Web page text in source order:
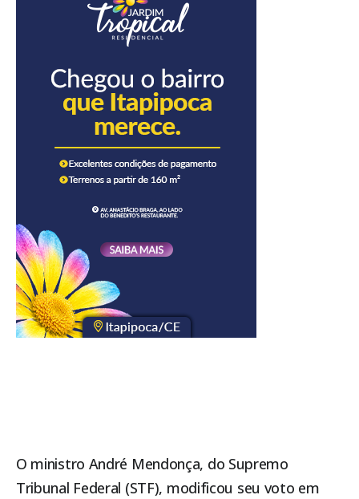
O ministro André Mendonça, do Supremo
Tribunal Federal (STF), modificou seu voto em